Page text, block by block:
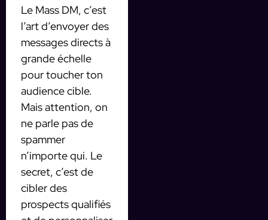
Le Mass DM, c’est
l’art d’envoyer des
messages directs à
grande échelle
pour toucher ton
audience cible.
Mais attention, on
ne parle pas de
spammer
n’importe qui. Le
secret, c’est de
cibler des
prospects qualifiés